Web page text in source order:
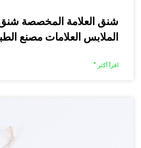
شنق العلامة المخصصة شنق
الملابس العلامات مصنع
اقرأ أكثر "